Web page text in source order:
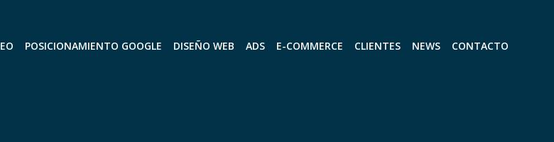
POSICIONAMIENTO GOOGLE DISEÑO WEB ADS E-COMMERCE CLIENTES NEWS CONTACTO